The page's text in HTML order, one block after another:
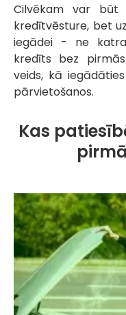
Cilvēkam var būt
kredītvēsture, bet
iegādei - ne
kredīts bez
veids, kā
pārvietošanos.
Kas